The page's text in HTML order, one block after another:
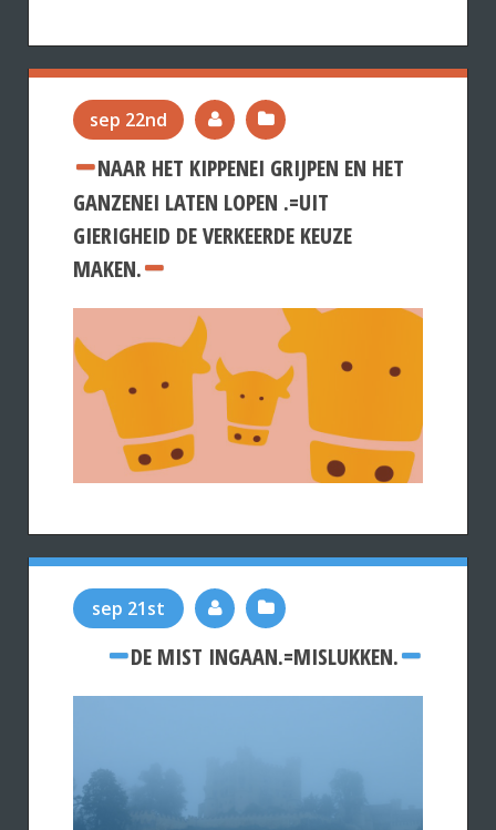
sep 22nd
NAAR HET KIPPENEI GRIJPEN EN HET
GANZENEI LATEN LOPEN .=UIT
GIERIGHEID DE VERKEERDE KEUZE
MAKEN.
sep 21st
DE MIST INGAAN.=MISLUKKEN.